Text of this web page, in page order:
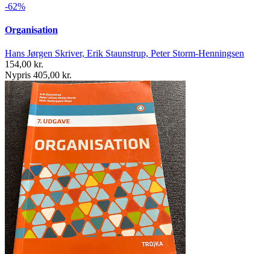
-62%
Organisation
Hans Jørgen Skriver, Erik Staunstrup, Peter Storm-Henningsen
154,00 kr.
Nypris 405,00 kr.